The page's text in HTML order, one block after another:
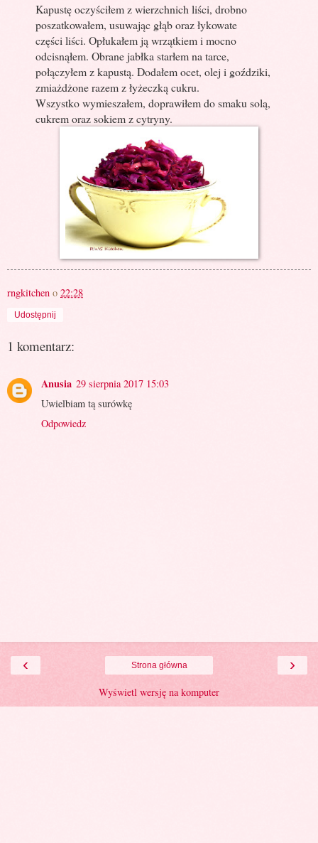
Kapustę oczyściłem z wierzchnich liści, drobno
poszatkowałem, usuwając głąb oraz łykowate
części liści. Opłukałem ją wrzątkiem i mocno
odcisnąłem. Obrane jabłka starłem na tarce,
połączyłem z kapustą. Dodałem ocet, olej i goździki,
zmiażdżone razem z łyżeczką cukru.
Wszystko wymieszałem, doprawiłem do smaku solą,
cukrem oraz sokiem z cytryny.
rngkitchen o 22:28
Udostępnij
1 komentarz:
Anusia 29 sierpnia 2017 15:03
Uwielbiam tą surówkę
Odpowiedz
‹ ›
Strona główna
Wyświetl wersję na komputer